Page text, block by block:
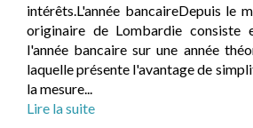
intérêts.L'année bancaireDepuis le
originaire de Lombardie consiste
l'année bancaire sur une année
laquelle présente l'avantage de
la mesure...
Lire la suite